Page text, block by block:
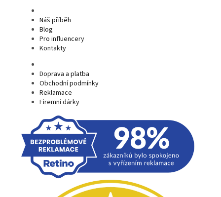
Náš příběh
Blog
Pro influencery
Kontakty
Doprava a platba
Obchodní podmínky
Reklamace
Firemní dárky